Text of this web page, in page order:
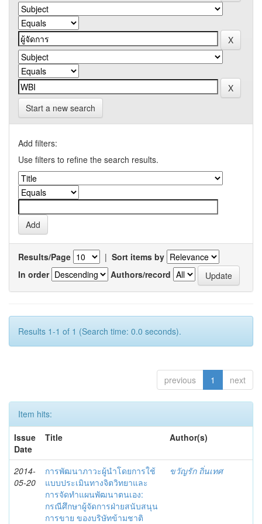
Start a new search
Add filters:
Use filters to refine the search results.
Results/Page | Sort items by
In order
Authors/record
Results 1-1 of 1 (Search time: 0.0 seconds).
previous 1 next
Item hits:
Issue
Date
Title Author(s)
2014-
05-20
การพัฒนาภาวะผู้นำโดยการใช้
แบบประเมินทางจิตวิทยาและ
การจัดทำแผนพัฒนาตนเอง:
กรณีศึกษาผู้จัดการฝ่ายสนับสนุน
การขาย ของบริษัทข้ามชาติ
ขวัญรัก ถิ่นเทศ